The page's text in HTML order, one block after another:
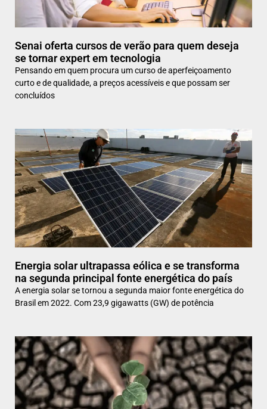
Senai oferta cursos de verão para quem deseja
se tornar expert em tecnologia
Pensando em quem procura um curso de aperfeiçoamento
curto e de qualidade, a preços acessíveis e que possam ser
concluídos
Energia solar ultrapassa eólica e se transforma
na segunda principal fonte energética do país
A energia solar se tornou a segunda maior fonte energética do
Brasil em 2022. Com 23,9 gigawatts (GW) de potência